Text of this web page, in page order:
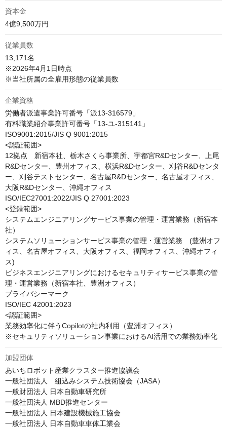
資本金
4億9,500万円
従業員数
13,171名
※2026年4月1日時点
※当社所属の全雇用形態の従業員数
企業資格
労働者派遣事業許可番号「派13-316579」
有料職業紹介事業許可番号「13-ユ-315141」
ISO9001:2015/JIS Q 9001:2015
<認証範囲>
12拠点　新宿本社、栃木さくら事業所、宇都宮R&Dセンター、上尾
R&Dセンター、豊州オフィス、横浜R&Dセンター、刈谷R&Dセンタ
ー、刈谷テストセンター、名古屋R&Dセンター、名古屋オフィス、
大阪R&Dセンター、沖縄オフィス
ISO/IEC27001:2022/JIS Q 27001:2023
<登録範囲>
システムエンジニアリングサービス事業の管理・運営業務（新宿本
社）
システムソリューションサービス事業の管理・運営業務　(豊洲オフ
ィス、名古屋オフィス、大阪オフィス、福岡オフィス、沖縄オフィ
ス)
ビジネスエンジニアリングにおけるセキュリティサービス事業の管
理・運営業務（新宿本社、豊洲オフィス）
プライバシーマーク
ISO/IEC 42001:2023
<認証範囲>
業務効率化に伴うCopilotの社内利用（豊洲オフィス）
※セキュリティソリューション事業におけるAI活用での業務効率化
加盟団体
あいちロボット産業クラスター推進協議会
一般社団法人　組込みシステム技術協会（JASA）
一般財団法人 日本自動車研究所
一般社団法人 MBD推進センター
一般社団法人 日本建設機械施工協会
一般社団法人 日本自動車車体工業会